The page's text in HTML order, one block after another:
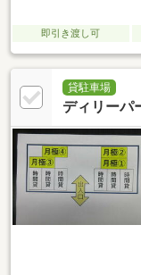
即引き渡し可
貸駐車場
ディリーパ